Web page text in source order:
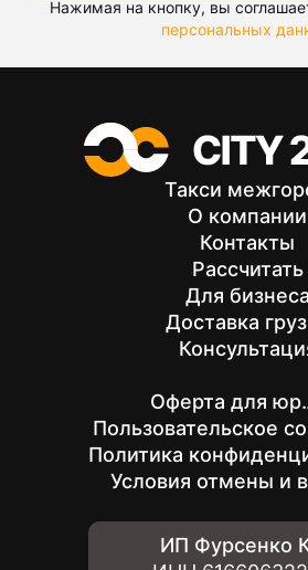
Нажимая на кнопку, вы
персональных
Такси
О компании
Контакты
Рассчитать
Для бизнеса
Доставка
Оферта для
Пользовательское
Политика
Условия отмены и
ИП Фурсенко